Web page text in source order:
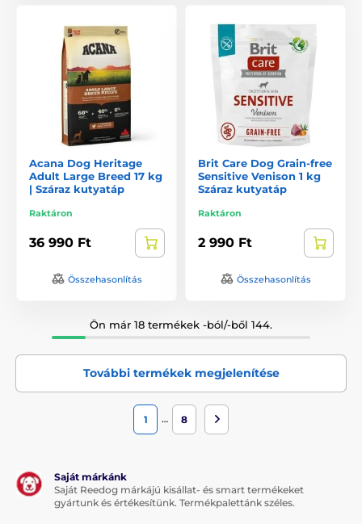
Acana Dog Heritage
Adult Large Breed 17 kg
| Száraz kutyatáp
Raktáron
36 990 Ft
Összehasonlítás
Brit Care Dog Grain-free
Sensitive Venison 1 kg
Száraz kutyatáp
Raktáron
2 990 Ft
Összehasonlítás
Ön már 18 termékek -ból/-ből 144.
További termékek megjelenítése
1 … 8
Saját márkánk
Saját Reedog márkájú kisállat- és smart termékeket
gyártunk és értékesítünk. Termékpalettánk széles.